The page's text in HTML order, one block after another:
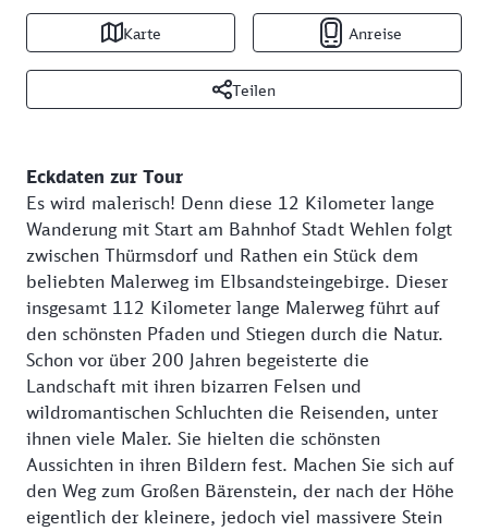
Karte Anreise
Teilen
Eckdaten zur Tour
Es wird malerisch! Denn diese 12 Kilometer lange
Wanderung mit Start am Bahnhof Stadt Wehlen folgt
zwischen Thürmsdorf und Rathen ein Stück dem
beliebten Malerweg im Elbsandsteingebirge. Dieser
insgesamt 112 Kilometer lange Malerweg führt auf
den schönsten Pfaden und Stiegen durch die Natur.
Schon vor über 200 Jahren begeisterte die
Landschaft mit ihren bizarren Felsen und
wildromantischen Schluchten die Reisenden, unter
ihnen viele Maler. Sie hielten die schönsten
Aussichten in ihren Bildern fest. Machen Sie sich auf
den Weg zum Großen Bärenstein, der nach der Höhe
eigentlich der kleinere, jedoch viel massivere Stein